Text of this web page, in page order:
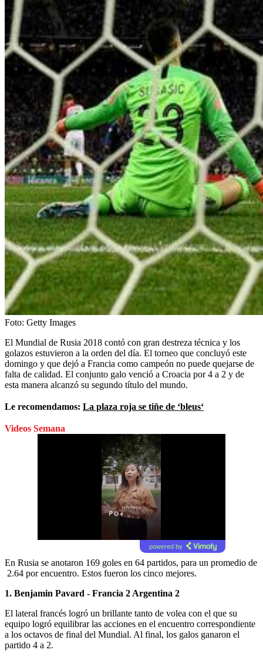
Foto: Getty Images
El Mundial de Rusia 2018 contó con gran destreza técnica y los
golazos estuvieron a la orden del día. El torneo que concluyó este
domingo y que dejó a Francia como campeón no puede quejarse de
falta de calidad. El conjunto galo venció a Croacia por 4 a 2 y de
esta manera alcanzó su segundo título del mundo.
Le recomendamos: La plaza roja se tiñe de ‘bleus‘
Videos Semana
powered by
En Rusia se anotaron 169 goles en 64 partidos, para un promedio de
2.64 por encuentro. Estos fueron los cinco mejores.
1. Benjamin Pavard - Francia 2 Argentina 2
El lateral francés logró un brillante tanto de volea con el que su
equipo logró equilibrar las acciones en el encuentro correspondiente
a los octavos de final del Mundial. Al final, los galos ganaron el
partido 4 a 2.